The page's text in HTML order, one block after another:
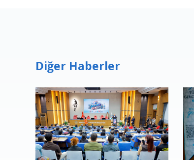
Diğer Haberler